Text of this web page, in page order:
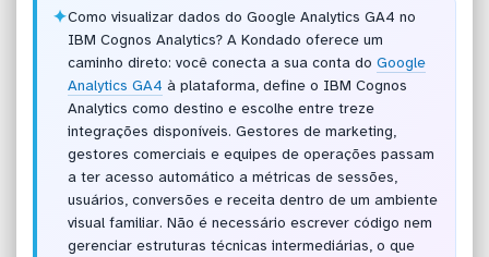
✦Como visualizar dados do Google Analytics GA4 no
IBM Cognos Analytics? A Kondado oferece um
caminho direto: você conecta a sua conta do Google
Analytics GA4 à plataforma, define o IBM Cognos
Analytics como destino e escolhe entre treze
integrações disponíveis. Gestores de marketing,
gestores comerciais e equipes de operações passam
a ter acesso automático a métricas de sessões,
usuários, conversões e receita dentro de um ambiente
visual familiar. Não é necessário escrever código nem
gerenciar estruturas técnicas intermediárias, o que